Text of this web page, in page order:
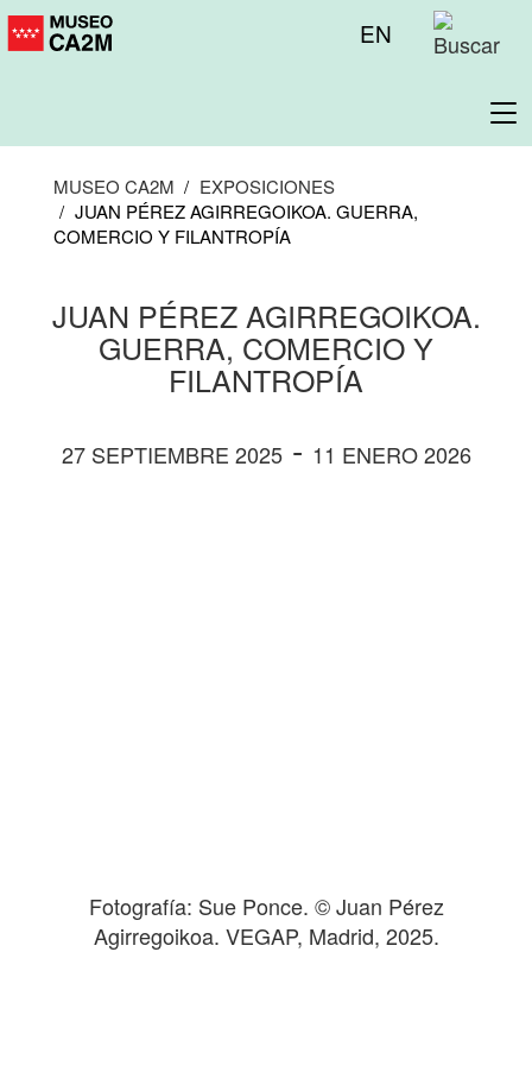
Pasar
al
Menú
superior
EN
MUSEO CA2M
EXPOSICIONES
JUAN PÉREZ AGIRREGOIKOA. GUERRA,
COMERCIO Y FILANTROPÍA
JUAN PÉREZ AGIRREGOIKOA.
GUERRA, COMERCIO Y
FILANTROPÍA
27 SEPTIEMBRE 2025- 11 ENERO 2026
Fotografía: Sue Ponce. © Juan Pérez
Agirregoikoa. VEGAP, Madrid, 2025.